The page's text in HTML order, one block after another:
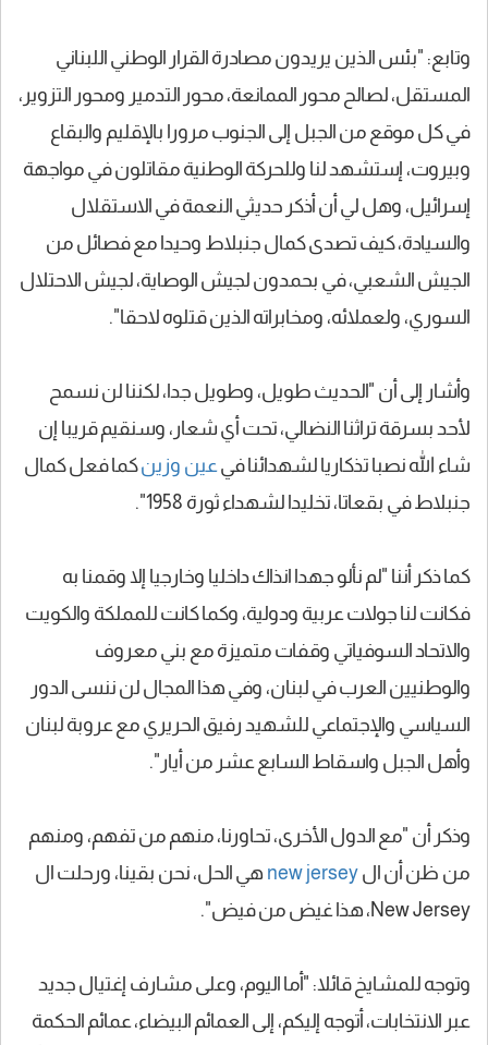
وتابع: "بئس الذين يريدون مصادرة القرار الوطني اللبناني
المستقل، لصالح محور الممانعة، محور التدمير ومحور التزوير،
في كل موقع من الجبل إلى الجنوب مرورا بالإقليم والبقاع
وبيروت، إستشهد لنا وللحركة الوطنية مقاتلون في مواجهة
إسرائيل، وهل لي أن أذكر حديثي النعمة في الاستقلال
والسيادة، كيف تصدى كمال جنبلاط وحيدا مع فصائل من
الجيش الشعبي، في بحمدون لجيش الوصاية، لجيش الاحتلال
السوري، ولعملائه، ومخابراته الذين قتلوه لاحقا".
وأشار إلى أن "الحديث طويل، وطويل جدا، لكننا لن نسمح
لأحد بسرقة تراثنا النضالي، تحت أي شعار، وسنقيم قريبا إن
شاء الله نصبا تذكاريا لشهدائنا في عين وزينكما فعل كمال
جنبلاط في بقعاتا، تخليدا لشهداء ثورة 1958".
كما ذكر أننا "لم نألو جهدا انذاك داخليا وخارجيا إلا وقمنا به
فكانت لنا جولات عربية ودولية، وكما كانت للمملكة والكويت
والاتحاد السوفياتي وقفات متميزة مع بني معروف
والوطنيين العرب في لبنان، وفي هذا المجال لن ننسى الدور
السياسي والإجتماعي للشهيد رفيق الحريري مع عروبة لبنان
وأهل الجبل واسقاط السابع عشر من أيار".
وذكر أن "مع الدول الأخرى، تحاورنا، منهم من تفهم، ومنهم
من ظن أن ال new jersey هي الحل، نحن بقينا، ورحلت ال
New Jersey، هذا غيض من فيض".
وتوجه للمشايخ قائلا: "أما اليوم، وعلى مشارف إغتيال جديد
عبر الانتخابات، أتوجه إليكم، إلى العمائم البيضاء، عمائم الحكمة